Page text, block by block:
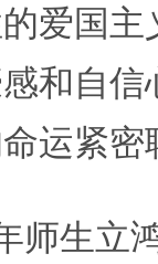
爱国
和自
运紧密
生立